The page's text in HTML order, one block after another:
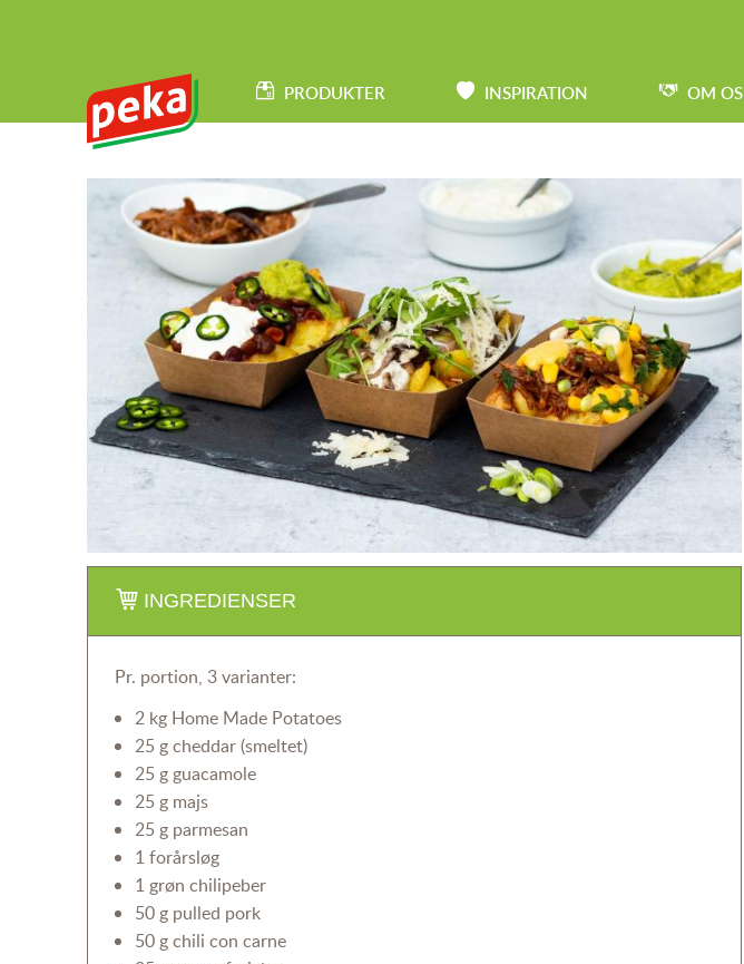
PRODUKTER INSPIRATION OM OS
INGREDIENSER
Pr. portion, 3 varianter:
2 kg Home Made Potatoes
25 g cheddar (smeltet)
25 g guacamole
25 g majs
25 g parmesan
1 forårsløg
1 grøn chilipeber
50 g pulled pork
50 g chili con carne